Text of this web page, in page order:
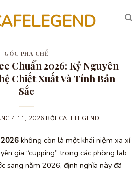
GÓC PHA CHẾ
Chuẩn 2026: Kỷ Nguyên
Chiết Xuất Và Tính Bản
Sắc
4 11, 2026 BỞI CAFELEGEND
2026 không còn là một khái niệm xa xỉ
gia “cupping” trong các phòng lab
sang năm 2026, định nghĩa này đã